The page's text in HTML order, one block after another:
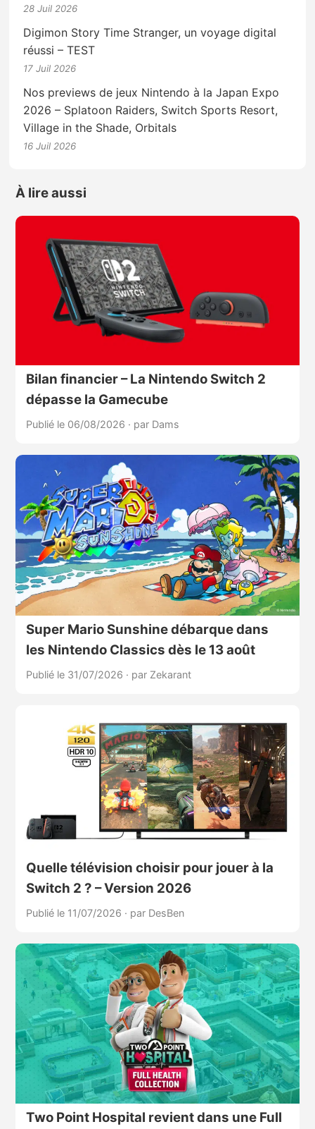
28 Juil 2026
Digimon Story Time Stranger, un voyage digital
réussi – TEST
17 Juil 2026
Nos previews de jeux Nintendo à la Japan Expo
2026 – Splatoon Raiders, Switch Sports Resort,
Village in the Shade, Orbitals
16 Juil 2026
À lire aussi
Bilan financier – La Nintendo Switch 2
dépasse la Gamecube
Publié le 06/08/2026 · par Dams
Super Mario Sunshine débarque dans
les Nintendo Classics dès le 13 août
Publié le 31/07/2026 · par Zekarant
Quelle télévision choisir pour jouer à la
Switch 2 ? – Version 2026
Publié le 11/07/2026 · par DesBen
Two Point Hospital revient dans une Full